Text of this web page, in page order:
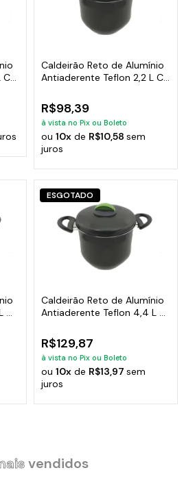
C/
Caldeirão Reto de Alumínio
Antiaderente Teflon 2,2 L C/
R$98,39
à vista no Pix ou Boleto
ou 10xde R$10,58 sem
juros
ESGOTADO
Caldeirão Reto de Alumínio
Antiaderente Teflon 4,4 L C/
R$129,87
à vista no Pix ou Boleto
ou 10xde R$13,97 sem
juros
vendidos